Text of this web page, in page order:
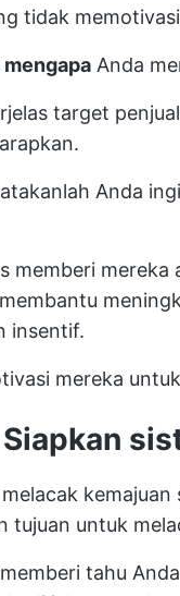
tidak
mengapa Anda
target
Anda
memberi
insentif.
mereka
tujuan untuk
tahu